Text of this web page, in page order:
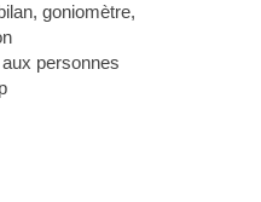
goniomètre,
personnes